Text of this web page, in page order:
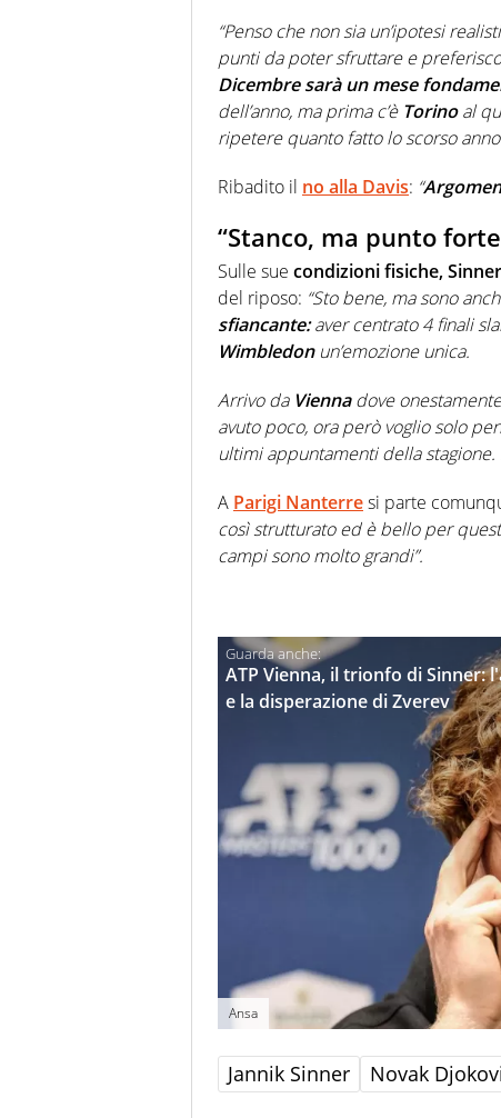
“Penso che non sia un’ipotesi
punti da poter sfruttare e
Dicembre sarà un mese
dell’anno, ma prima c’è Torinoal
ripetere quanto fatto lo scorso
Ribadito il no alla Davis: “
“Stanco, ma punto
Sulle sue condizioni fisiche, Sinner
del riposo: “Sto bene, ma sono
sfiancante:aver centrato 4 finali
Wimbledonun’emozione unica.
Arrivo da Viennadove
avuto poco, ora però voglio solo
ultimi appuntamenti della stagione.
A Parigi Nanterresi parte
così strutturato ed è bello per
campi sono molto grandi”.
ATP Vienna, il trionfo di Sinner:
e la disperazione di Zverev
Ansa
Jannik Sinner Novak